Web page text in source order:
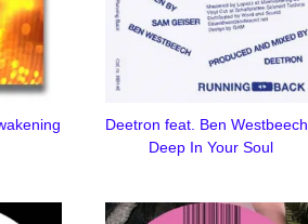
Deetron feat. Ben
Deep In Your Soul